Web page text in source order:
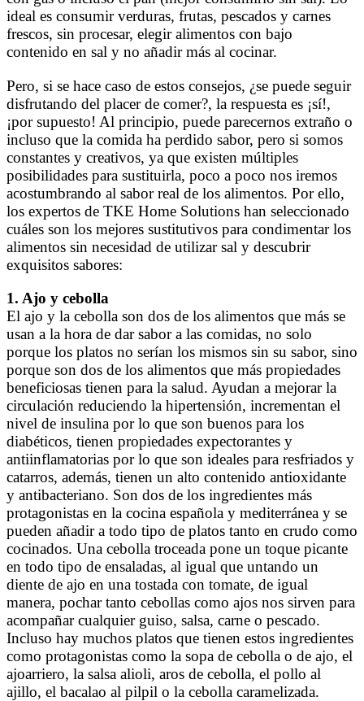
ideal es consumir verduras, frutas, pescados y carnes
frescos, sin procesar, elegir alimentos con bajo
contenido en sal y no añadir más al cocinar.
Pero, si se hace caso de estos consejos, ¿se puede seguir
disfrutando del placer de comer?, la respuesta es ¡sí!,
¡por supuesto! Al principio, puede parecernos extraño o
incluso que la comida ha perdido sabor, pero si somos
constantes y creativos, ya que existen múltiples
posibilidades para sustituirla, poco a poco nos iremos
acostumbrando al sabor real de los alimentos. Por ello,
los expertos de TKE Home Solutions han seleccionado
cuáles son los mejores sustitutivos para condimentar los
alimentos sin necesidad de utilizar sal y descubrir
exquisitos sabores:
1. Ajo y cebolla
El ajo y la cebolla son dos de los alimentos que más se
usan a la hora de dar sabor a las comidas, no solo
porque los platos no serían los mismos sin su sabor, sino
porque son dos de los alimentos que más propiedades
beneficiosas tienen para la salud. Ayudan a mejorar la
circulación reduciendo la hipertensión, incrementan el
nivel de insulina por lo que son buenos para los
diabéticos, tienen propiedades expectorantes y
antiinflamatorias por lo que son ideales para resfriados y
catarros, además, tienen un alto contenido antioxidante
y antibacteriano. Son dos de los ingredientes más
protagonistas en la cocina española y mediterránea y se
pueden añadir a todo tipo de platos tanto en crudo como
cocinados. Una cebolla troceada pone un toque picante
en todo tipo de ensaladas, al igual que untando un
diente de ajo en una tostada con tomate, de igual
manera, pochar tanto cebollas como ajos nos sirven para
acompañar cualquier guiso, salsa, carne o pescado.
Incluso hay muchos platos que tienen estos ingredientes
como protagonistas como la sopa de cebolla o de ajo, el
ajoarriero, la salsa alioli, aros de cebolla, el pollo al
ajillo, el bacalao al pilpil o la cebolla caramelizada.